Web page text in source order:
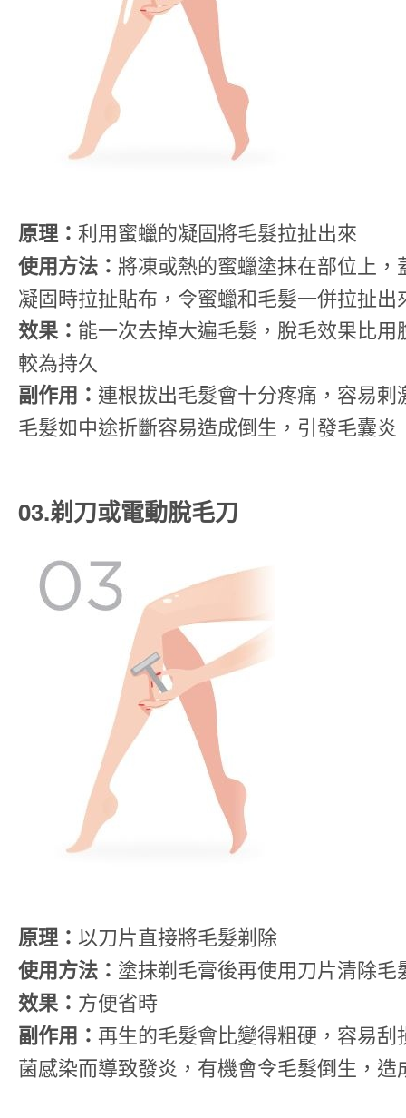
原理： 利用蜜蠟的凝固將毛髮拉扯出來
使用方法： 將凍或熱的蜜蠟塗抹在部位上，
凝固時拉扯貼布，令蜜蠟和毛髮一併拉扯出
效果： 能一次去掉大遍毛髮，脫毛效果比用
較為持久
副作用： 連根拔出毛髮會十分疼痛，容易剌
毛髮如中途折斷容易造成倒生，引發毛囊炎
03.剃刀或電動脫毛刀
原理： 以刀片直接將毛髮剃除
使用方法： 塗抹剃毛膏後再使用刀片清除毛
效果： 方便省時
副作用： 再生的毛髮會比變得粗硬，容易刮
菌感染而導致發炎，有機會令毛髮倒生，造